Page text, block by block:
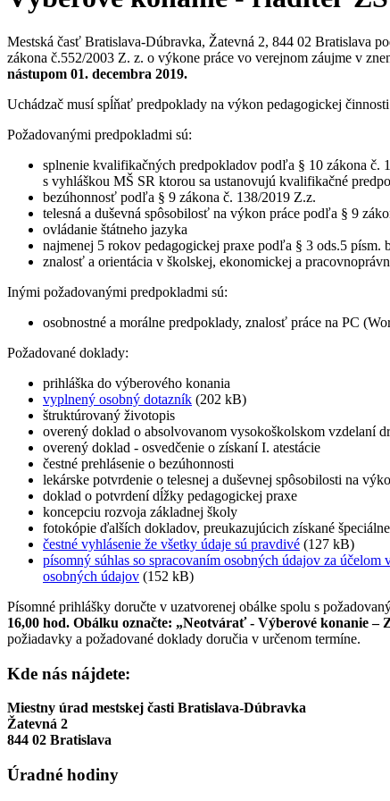
Mestská časť Bratislava-Dúbravka, Žatevná 2, 844 02 Bratislava
zákona č.552/2003 Z. z. o výkone práce vo verejnom záujme v
nástupom 01. decembra 2019.
Uchádzač musí spĺňať predpoklady na výkon pedagogickej
Požadovanými predpokladmi sú:
splnenie kvalifikačných predpokladov podľa § 10 zákona č.
s vyhláškou MŠ SR ktorou sa ustanovujú kvalifikačné
bezúhonnosť podľa § 9 zákona č. 138/2019 Z.z.
telesná a duševná spôsobilosť na výkon práce podľa § 9
ovládanie štátneho jazyka
najmenej 5 rokov pedagogickej praxe podľa § 3 ods.5 písm.
znalosť a orientácia v školskej, ekonomickej a
Inými požadovanými predpokladmi sú:
osobnostné a morálne predpoklady, znalosť práce na PC
Požadované doklady:
prihláška do výberového konania
vyplnený osobný dotazník (202 kB)
štruktúrovaný životopis
overený doklad o absolvovanom vysokoškolskom vzdelaní
overený doklad - osvedčenie o získaní I. atestácie
čestné prehlásenie o bezúhonnosti
lekárske potvrdenie o telesnej a duševnej spôsobilosti na
doklad o potvrdení dĺžky pedagogickej praxe
koncepciu rozvoja základnej školy
fotokópie ďalších dokladov, preukazujúcich získané
čestné vyhlásenie že všetky údaje sú pravdivé (127 kB)
písomný súhlas so spracovaním osobných údajov za
osobných údajov (152 kB)
Písomné prihlášky doručte v uzatvorenej obálke spolu s
16,00 hod. Obálku označte: „Neotvárať - Výberové konanie –
požiadavky a požadované doklady doručia v určenom termíne.
Kde nás nájdete:
Miestny úrad mestskej časti Bratislava-Dúbravka
Žatevná 2
844 02 Bratislava
Úradné hodiny